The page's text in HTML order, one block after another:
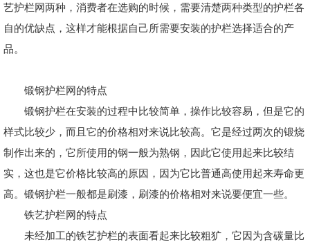
艺护栏网两种，消费者在选购的时候，需要清楚两种类型的护栏各
自的优缺点，这样才能根据自己所需要安装的护栏选择适合的产
品。
锻钢护栏网的特点
锻钢护栏在安装的过程中比较简单，操作比较容易，但是它的
样式比较少，而且它的价格相对来说比较高。它是经过两次的锻烧
制作出来的，它所使用的钢一般为熟钢，因此它使用起来比较结
实，这也是它价格比较高的原因，因为它比普通高使用起来寿命更
高。锻钢护栏一般都是刷漆，刷漆的价格相对来说要便宜一些。
铁艺护栏网的特点
未经加工的铁艺护栏的表面看起来比较粗犷，它因为含碳量比